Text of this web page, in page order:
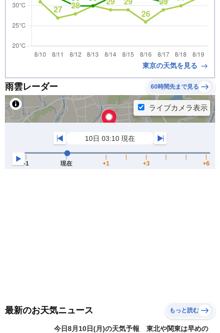
東京の天気を見る
雨雲レーダー 60時間先まで見る
最新のお天気ニュース もっと読む
今日8月10日(月)の天気予報 東北や関東は早めの